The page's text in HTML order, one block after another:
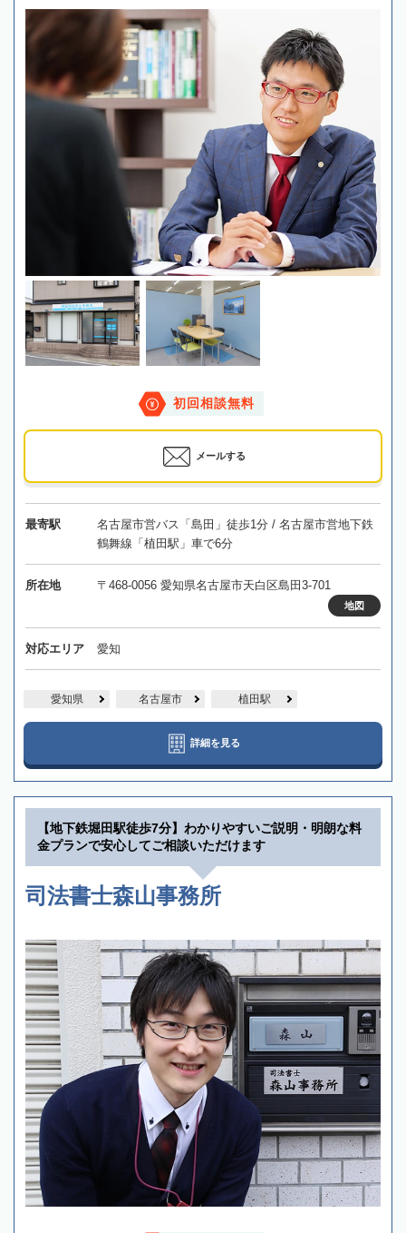
初回相談無料
メールする
最寄駅
名古屋市営バス「島田」徒歩1分 / 名古屋市営地下鉄
鶴舞線「植田駅」車で6分
所在地 〒468-0056 愛知県名古屋市天白区島田3-701
地図
対応エリア 愛知
愛知県 名古屋市 植田駅
詳細を見る
【地下鉄堀田駅徒歩7分】わかりやすいご説明・明朗な料
金プランで安心してご相談いただけます
司法書士森山事務所